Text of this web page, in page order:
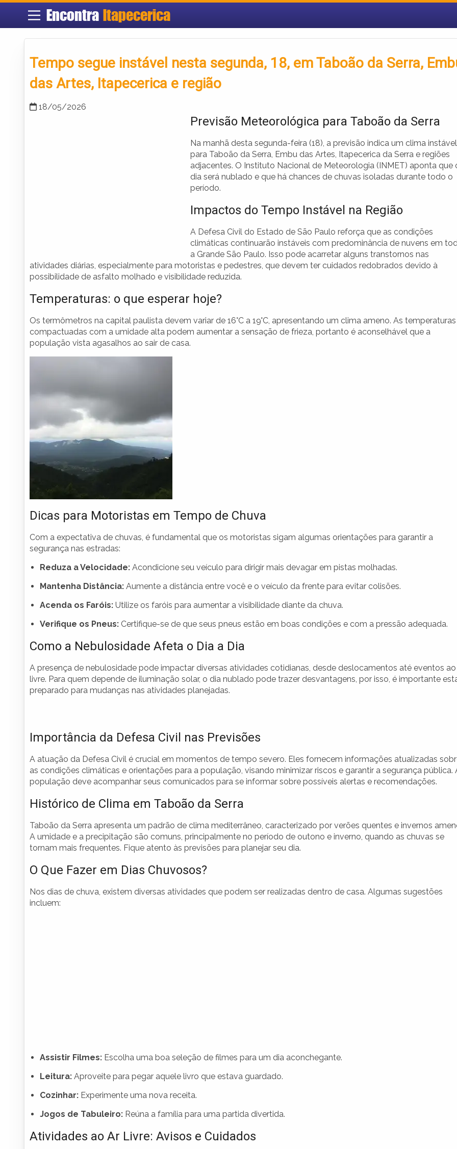
Encontra Itapecerica
Tempo segue instável nesta segunda, 18, em Taboão da Serra,
das Artes, Itapecerica e região
18/05/2026
Previsão Meteorológica para Taboão da Serra
Na manhã desta segunda-feira (18), a previsão indica um clima instável
para Taboão da Serra, Embu das Artes, Itapecerica da Serra e regiões
adjacentes. O Instituto Nacional de Meteorologia (INMET) aponta que
dia será nublado e que há chances de chuvas isoladas durante todo o
período.
Impactos do Tempo Instável na Região
A Defesa Civil do Estado de São Paulo reforça que as condições
climáticas continuarão instáveis com predominância de nuvens em
a Grande São Paulo. Isso pode acarretar alguns transtornos nas
atividades diárias, especialmente para motoristas e pedestres, que devem ter cuidados redobrados devido à
possibilidade de asfalto molhado e visibilidade reduzida.
Temperaturas: o que esperar hoje?
Os termômetros na capital paulista devem variar de 16°C a 19°C, apresentando um clima ameno. As temperaturas
compactuadas com a umidade alta podem aumentar a sensação de frieza, portanto é aconselhável que a
população vista agasalhos ao sair de casa.
Dicas para Motoristas em Tempo de Chuva
Com a expectativa de chuvas, é fundamental que os motoristas sigam algumas orientações para garantir a
segurança nas estradas:
Reduza a Velocidade: Acondicione seu veículo para dirigir mais devagar em pistas molhadas.
Mantenha Distância: Aumente a distância entre você e o veículo da frente para evitar colisões.
Acenda os Faróis: Utilize os faróis para aumentar a visibilidade diante da chuva.
Verifique os Pneus: Certifique-se de que seus pneus estão em boas condições e com a pressão adequada.
Como a Nebulosidade Afeta o Dia a Dia
A presença de nebulosidade pode impactar diversas atividades cotidianas, desde deslocamentos até eventos ao
livre. Para quem depende de iluminação solar, o dia nublado pode trazer desvantagens, por isso, é importante
preparado para mudanças nas atividades planejadas.
Importância da Defesa Civil nas Previsões
A atuação da Defesa Civil é crucial em momentos de tempo severo. Eles fornecem informações atualizadas
as condições climáticas e orientações para a população, visando minimizar riscos e garantir a segurança pública.
população deve acompanhar seus comunicados para se informar sobre possíveis alertas e recomendações.
Histórico de Clima em Taboão da Serra
Taboão da Serra apresenta um padrão de clima mediterrâneo, caracterizado por verões quentes e invernos
A umidade e a precipitação são comuns, principalmente no período de outono e inverno, quando as chuvas se
tornam mais frequentes. Fique atento às previsões para planejar seu dia.
O Que Fazer em Dias Chuvosos?
Nos dias de chuva, existem diversas atividades que podem ser realizadas dentro de casa. Algumas sugestões
incluem:
Assistir Filmes: Escolha uma boa seleção de filmes para um dia aconchegante.
Leitura: Aproveite para pegar aquele livro que estava guardado.
Cozinhar: Experimente uma nova receita.
Jogos de Tabuleiro: Reúna a família para uma partida divertida.
Atividades ao Ar Livre: Avisos e Cuidados